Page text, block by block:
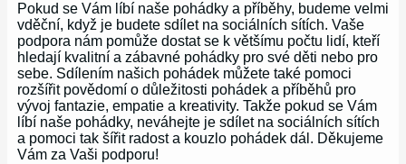
Pokud se Vám líbí naše pohádky a příběhy, budeme velmi
vděční, když je budete sdílet na sociálních sítích. Vaše
podpora nám pomůže dostat se k většímu počtu lidí, kteří
hledají kvalitní a zábavné pohádky pro své děti nebo pro
sebe. Sdílením našich pohádek můžete také pomoci
rozšířit povědomí o důležitosti pohádek a příběhů pro
vývoj fantazie, empatie a kreativity. Takže pokud se Vám
líbí naše pohádky, neváhejte je sdílet na sociálních sítích
a pomoci tak šířit radost a kouzlo pohádek dál. Děkujeme
Vám za Vaši podporu!